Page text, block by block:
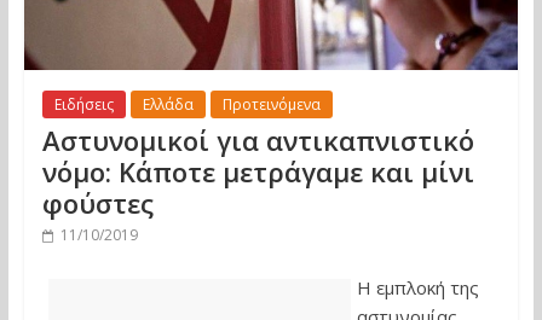
Ειδήσεις Ελλάδα Προτεινόμενα
Αστυνομικοί για αντικαπνιστικό
νόμο: Κάποτε μετράγαμε και μίνι
φούστες
11/10/2019
Η εμπλοκή της